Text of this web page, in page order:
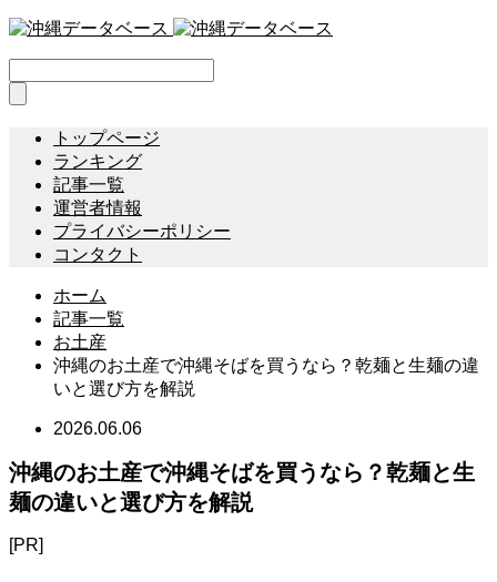
トップページ
ランキング
記事一覧
運営者情報
プライバシーポリシー
コンタクト
ホーム
記事一覧
お土産
沖縄のお土産で沖縄そばを買うなら？乾麺と生麺の違
いと選び方を解説
2026.06.06
沖縄のお土産で沖縄そばを買うなら？乾麺と生
麺の違いと選び方を解説
[PR]